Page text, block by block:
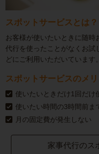
スポットサービスとは？
お客様が使いたいときに随時
代行を使ったことがなくお試
どにご利用いただいています。
スポットサービスのメリ
使いたいときだけ1回だけ
使いたい時間の3時間前ま
月の固定費が発生しない
家事代行のス